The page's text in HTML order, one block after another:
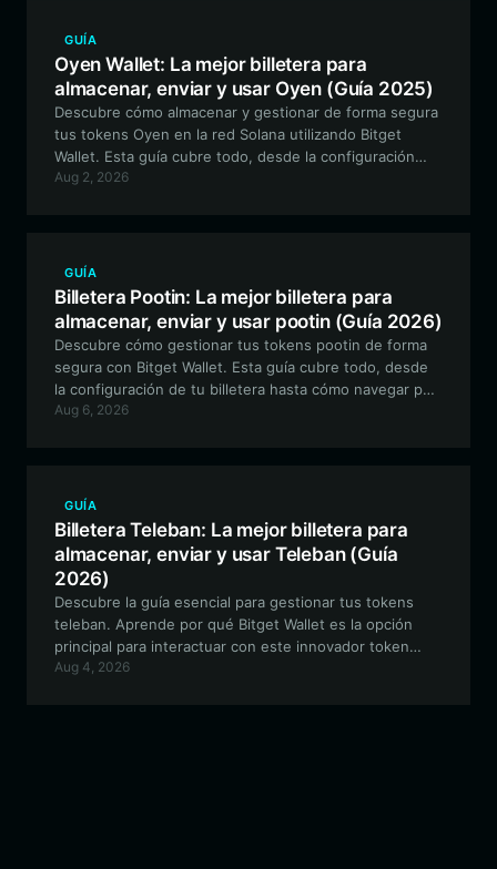
GUÍA
Oyen Wallet: La mejor billetera para
almacenar, enviar y usar Oyen (Guía 2025)
Descubre cómo almacenar y gestionar de forma segura
tus tokens Oyen en la red Solana utilizando Bitget
Wallet. Esta guía cubre todo, desde la configuración
hasta cómo maximizar tu experiencia con las meme
Aug 2, 2026
GUÍA
Billetera Pootin: La mejor billetera para
almacenar, enviar y usar pootin (Guía 2026)
Descubre cómo gestionar tus tokens pootin de forma
segura con Bitget Wallet. Esta guía cubre todo, desde
la configuración de tu billetera hasta cómo navegar por
la dinámica única y basada en noticias de este token
Aug 6, 2026
GUÍA
Billetera Teleban: La mejor billetera para
almacenar, enviar y usar Teleban (Guía
2026)
Descubre la guía esencial para gestionar tus tokens
teleban. Aprende por qué Bitget Wallet es la opción
principal para interactuar con este innovador token
experimental impulsado por la comunidad en la red de
Aug 4, 2026